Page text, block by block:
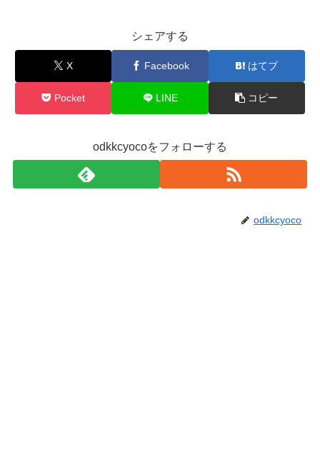
シェアする
X Facebook はてブ
Pocket LINE コピー
odkkcyocoをフォローする
odkkcyoco